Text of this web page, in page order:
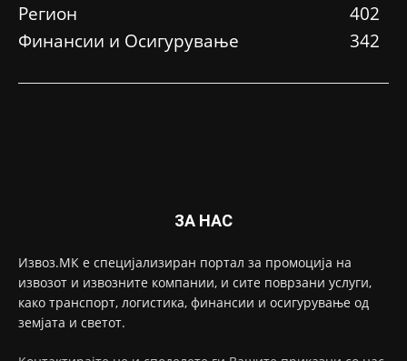
Регион
402
Финансии и Осигурување
342
ЗА НАС
Извоз.МК е специјализиран портал за промоција на
извозот и извозните компании, и сите поврзани услуги,
како транспорт, логистика, финансии и осигурување од
земјата и светот.